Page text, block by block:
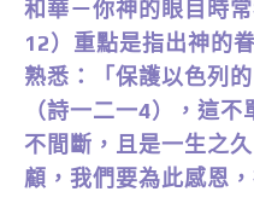
和華－你神的眼目時
12）重點是指出神的
熟悉：「保護以色列
（詩一二一4），這
不間斷，且是一生之
顧，我們要為此感恩